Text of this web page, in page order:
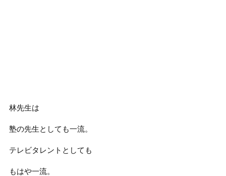
林先生は
塾の先生としても一流。
テレビタレントとしても
もはや一流。